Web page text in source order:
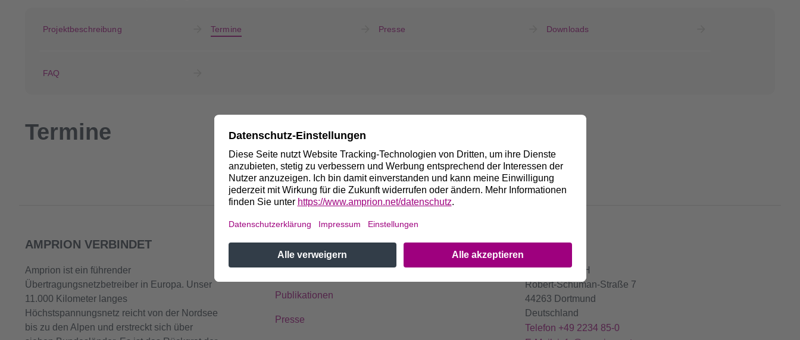
Projektbeschreibung Termine Presse Downloads
FAQ
Termine
AMPRION VERBINDET
Amprion ist ein führender
Übertragungsnetzbetreiber in Europa. Unser
11.000 Kilometer langes
Höchstspannungsnetz reicht von der Nordsee
bis zu den Alpen und erstreckt sich über
SCHNELLZUGRIFF
Kontakt
Publikationen
Presse
KONTAKT
Amprion GmbH
Robert-Schuman-Straße 7
44263 Dortmund
Deutschland
Telefon +49 2234 85-0